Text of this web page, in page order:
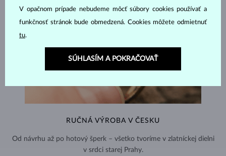
RUČNÁ VÝROBA V ČESKU
Od návrhu až po hotový šperk – všetko tvoríme v zlatníckej dielni
v srdci starej Prahy.
V opačnom prípade nebudeme môcť súbory cookies používať a
funkčnosť stránok bude obmedzená. Cookies môžete odmietnuť
tu.
SÚHLASÍM A POKRAČOVAŤ